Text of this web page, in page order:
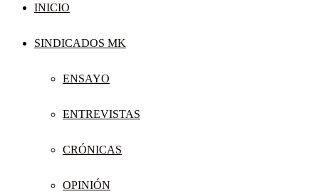
INICIO
SINDICADOS MK
ENSAYO
ENTREVISTAS
CRÓNICAS
OPINIÓN